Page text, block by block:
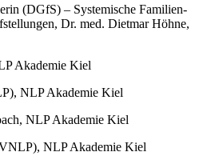
(DGfS) – Systemische Familien-
Dr. med. Dietmar Höhne,
Akademie Kiel
NLP Akademie Kiel
NLP Akademie Kiel
NLP Akademie Kiel